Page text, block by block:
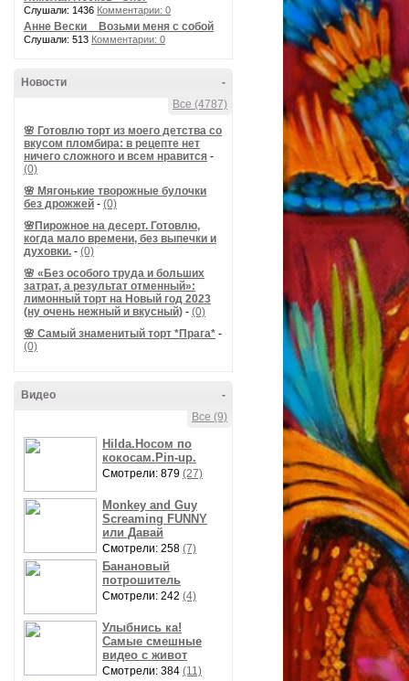
Слушали: 1436 Комментарии: 0
Анне Вески _ Возьми меня с собой
Слушали: 513 Комментарии: 0
-
Новости
Все (4787)
🌸 Готовлю торт из моего детства со
вкусом пломбира: в рецепте нет
ничего сложного и всем нравится -
(0)
🌸 Мягонькие творожные булочки
без дрожжей - (0)
🌸Пирожное на десерт. Готовлю,
когда мало времени, без выпечки и
духовки. - (0)
🌸 «Без особого труда и больших
затрат, а результат отменный»:
лимонный торт на Новый год 2023
(ну очень нежный и вкусный) - (0)
🌸 Самый знаменитый торт *Прага* -
(0)
-
Видео
Все (9)
Hilda.Носом по
кокосам.Pin-up.
Смотрели: 879 (27)
Monkey and Guy
Screaming FUNNY
или Давай
Смотрели: 258 (7)
Банановый
потрошитель
Смотрели: 242 (4)
Улыбнись ка!
Самые смешные
видео с живот
Смотрели: 384 (11)